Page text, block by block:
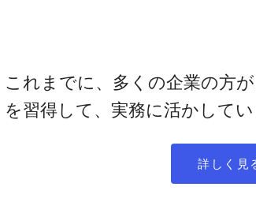
これまでに、多くの企業の方
を習得して、実務に活かしてい
詳しく見